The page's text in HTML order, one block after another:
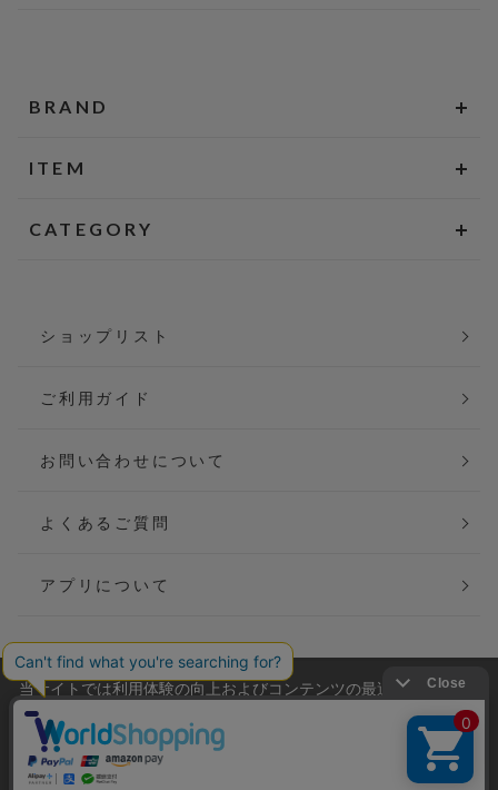
BRAND
ITEM
CATEGORY
ショップリスト
ご利用ガイド
お問い合わせについて
よくあるご質問
アプリについて
会社概要
ご利用規約
当サイトでは利用体験の向上およびコンテンツの最適な提供、ト
ラフィックの分析を目的としてCookieを使用しています。
サイトの閲覧を継続された場合、Cookieの利用に同意したことも
のといたします。
詳細については
をご確認ください。